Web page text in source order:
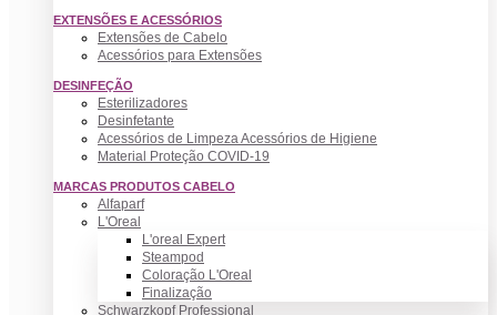
EXTENSÕES E ACESSÓRIOS
Extensões de Cabelo
Acessórios para Extensões
DESINFEÇÃO
Esterilizadores
Desinfetante
Acessórios de Limpeza Acessórios de Higiene
Material Proteção COVID-19
MARCAS PRODUTOS CABELO
Alfaparf
L'Oreal
L'oreal Expert
Steampod
Coloração L'Oreal
Finalização
Schwarzkopf Professional